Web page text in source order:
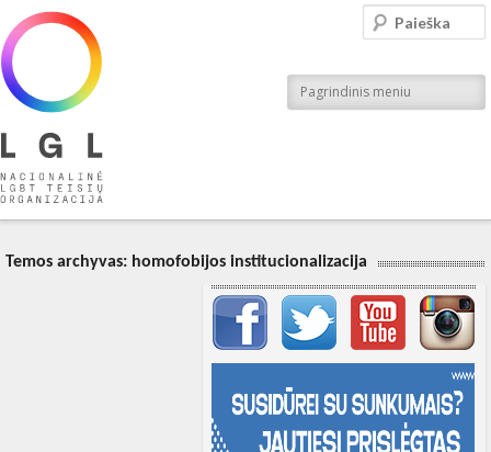
Nacionalinė LGBT teisių organizacija
Pagrindinis meniu
Paieška
Temos archyvas: homofobijos institucionalizacija
Svarbių įrašų meniu